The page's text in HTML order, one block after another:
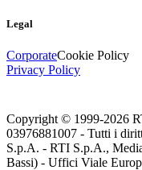
Legal
CorporateCookie Policy
Privacy Policy
Copyright © 1999-2026
03976881007 - Tutti i
S.p.A. - RTI S.p.A.,
Bassi) - Uffici Viale